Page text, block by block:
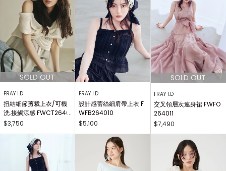
FRAY I.D
扭結細節剪裁上衣/可機
洗.接觸涼感 FWCT2640
25
$3,750
FRAY I.D
設計感蕾絲細肩帶上衣 F
WFB264010
$5,100
FRAY I.D
交叉領層次連身裙 FWFO
264011
$7,490